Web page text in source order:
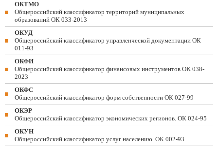
ОКТМО
Общероссийский классификатор территорий муниципальных
образований ОК 033-2013
ОКУД
Общероссийский классификатор управленческой документации ОК
011-93
ОКФИ
Общероссийский классификатор финансовых инструментов OK 038-
2023
ОКФС
Общероссийский классификатор форм собственности ОК 027-99
ОКЭР
Общероссийский классификатор экономических регионов. ОК 024-95
ОКУН
Общероссийский классификатор услуг населению. ОК 002-93